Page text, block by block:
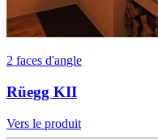
2 faces d'angle
Rüegg KII
Vers le produit